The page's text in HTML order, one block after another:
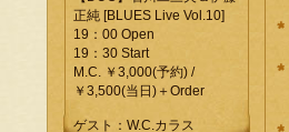
正純 [BLUES Live Vol.10]
19：00 Open
19：30 Start
M.C. ￥3,000(予約) /
￥3,500(当日)＋Order
ゲスト：W.C.カラス